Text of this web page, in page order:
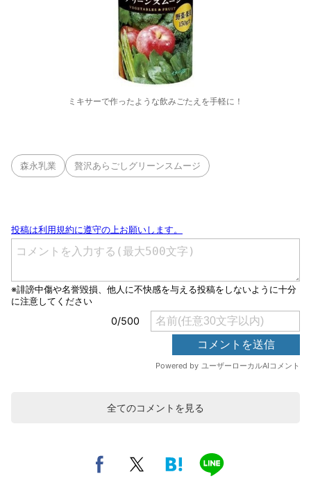
ミキサーで作ったような飲みごたえを手軽に！
森永乳業 贅沢あらごしグリーンスムージ
全てのコメントを見る